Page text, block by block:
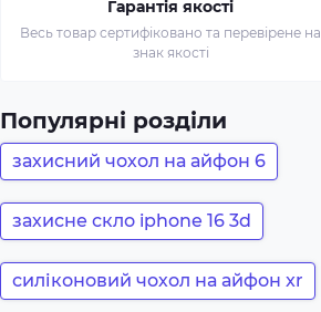
Гарантія якості
Весь товар сертифіковано та перевірене на
знак якості
Популярні розділи
захисний чохол на айфон 6
захисне скло iphone 16 3d
силіконовий чохол на айфон xr